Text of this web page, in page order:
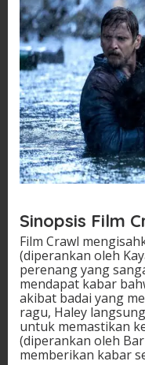
Sinopsis Film
Film Crawl
(diperankan oleh
perenang yang
mendapat kabar
akibat badai yang
ragu, Haley
untuk memastikan
(diperankan oleh
memberikan kabar